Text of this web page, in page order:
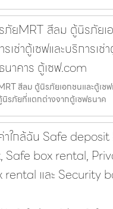
ภัยMRT สีลม ตู้นิรภัยเ
เช่าตู้เซฟและบริการเ
นาคาร ตู้เซฟ.com
สีลม ตู้นิรภัยเอกชนและตู้เซ
นิรภัยที่แตกต่างจากตู้เซฟธนาค
ใกล้ฉัน Safe
Safe box rental,
rental และ Security